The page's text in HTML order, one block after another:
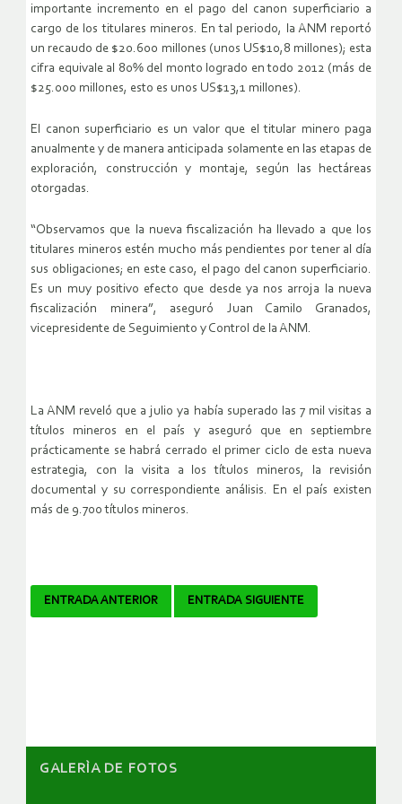
importante incremento en el pago del canon superficiario a
cargo de los titulares mineros. En tal periodo, la ANM reportó
un recaudo de $20.600 millones (unos US$10,8 millones); esta
cifra equivale al 80% del monto logrado en todo 2012 (más de
$25.000 millones, esto es unos US$13,1 millones).
El canon superficiario es un valor que el titular minero paga
anualmente y de manera anticipada solamente en las etapas de
exploración, construcción y montaje, según las hectáreas
otorgadas.
“Observamos que la nueva fiscalización ha llevado a que los
titulares mineros estén mucho más pendientes por tener al día
sus obligaciones; en este caso, el pago del canon superficiario.
Es un muy positivo efecto que desde ya nos arroja la nueva
fiscalización minera”, aseguró Juan Camilo Granados,
vicepresidente de Seguimiento y Control de la ANM.
La ANM reveló que a julio ya había superado las 7 mil visitas a
títulos mineros en el país y aseguró que en septiembre
prácticamente se habrá cerrado el primer ciclo de esta nueva
estrategia, con la visita a los títulos mineros, la revisión
documental y su correspondiente análisis. En el país existen
más de 9.700 títulos mineros.
Navegador
ENTRADA ANTERIOR ENTRADA SIGUIENTE
GALERÌA DE FOTOS